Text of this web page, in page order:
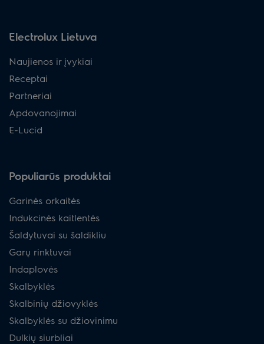
Electrolux Lietuva
Naujienos ir įvykiai
Receptai
Partneriai
Apdovanojimai
E-Lucid
Populiarūs produktai
Garinės orkaitės
Indukcinės kaitlentės
Šaldytuvai su šaldikliu
Garų rinktuvai
Indaplovės
Skalbyklės
Skalbinių džiovyklės
Skalbyklės su džiovinimu
Dulkių siurbliai